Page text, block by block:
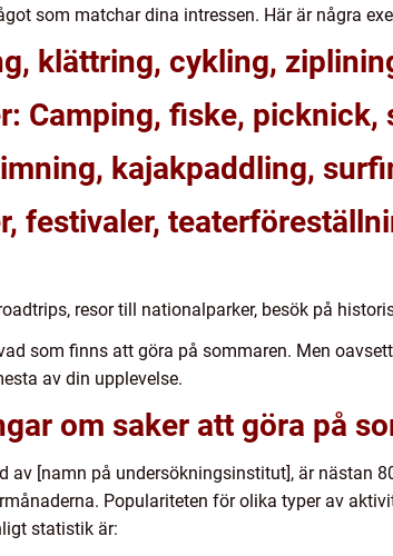
som matchar dina intressen. Här är några
klättring, cykling,
Camping, fiske,
kajakpaddling,
festivaler,
resor till nationalparker, besök på
som finns att göra på sommaren. Men
av din upplevelse.
om saker att göra på
av [namn på undersökningsinstitut], är nästan
Populariteten för olika typer av
statistik är: